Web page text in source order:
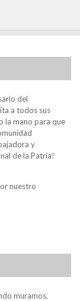
del
a todos sus
la mano para que
y
de la Patria!
nuestro
muramos,